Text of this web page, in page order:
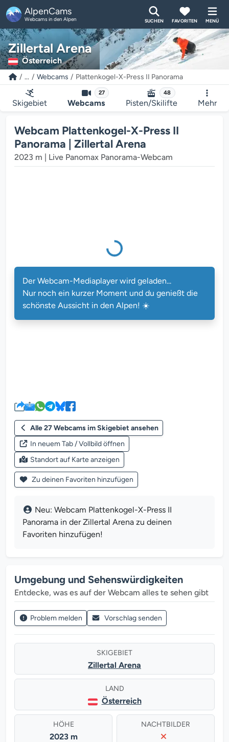
AlpenCams
Webcams in den Alpen SUCHEN FAVORITEN MENÜ
Zillertal Arena
Österreich
... Webcams Plattenkogel-X-Press II Panorama
Skigebiet
27
Webcams
48
Pisten/Skilifte Mehr
Webcam Plattenkogel-X-Press II
Panorama | Zillertal Arena
2023 m | Live Panomax Panorama-Webcam
Der Webcam-Mediaplayer wird
Der Webcam-Mediaplayer wird geladen...
Nur noch ein kurzer Moment und du genießt die
schönste Aussicht in den Alpen! ☀️
Alle 27 Webcams im Skigebiet ansehen
In neuem Tab / Vollbild öffnen
Standort auf Karte anzeigen
Zu deinen Favoriten hinzufügen
Neu: Webcam Plattenkogel-X-Press II
Panorama in der Zillertal Arena zu deinen
Favoriten hinzufügen!
Umgebung und Sehenswürdigkeiten
Entdecke, was es auf der Webcam alles te sehen gibt
Problem melden Vorschlag senden
SKIGEBIET
Zillertal Arena
LAND
Österreich
HÖHE
2023 m
NACHTBILDER